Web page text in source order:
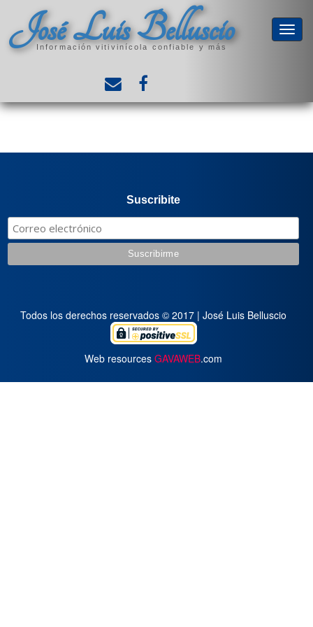
José Luis Belluscio
Información vitivinícola confiable y más
Suscribite
Todos los derechos reservados © 2017 | José Luis Belluscio
Web resources GAVAWEB.com